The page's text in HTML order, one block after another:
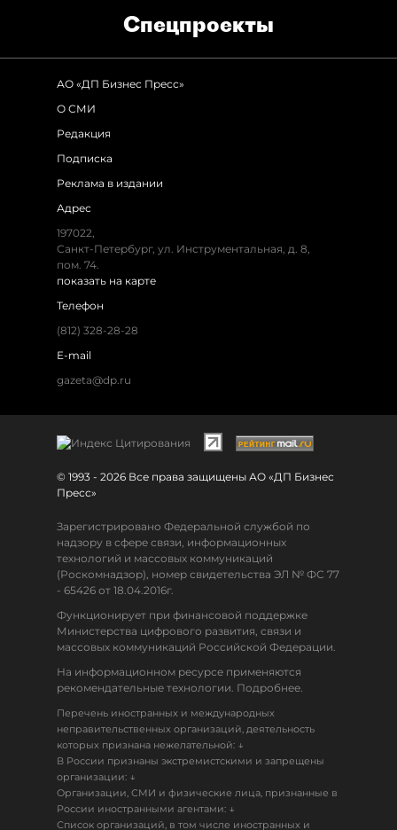
Спец­проекты
АО «ДП Бизнес Пресс»
О СМИ
Редакция
Подписка
Реклама в издании
Адрес
197022,
Санкт-Петербург, ул. Инструментальная, д. 8,
пом. 74.
показать на карте
Телефон
(812) 328-28-28
E-mail
gazeta@dp.ru
© 1993 - 2026 Все права защищены АО «ДП Бизнес
Пресс»
Зарегистрировано Федеральной службой по
надзору в сфере связи, информационных
технологий и массовых коммуникаций
(Роскомнадзор), номер свидетельства ЭЛ № ФС 77
- 65426 от 18.04.2016г.
Функционирует при финансовой поддержке
Министерства цифрового развития, связи и
массовых коммуникаций Российской Федерации.
На информационном ресурсе применяются
рекомендательные технологии. Подробнее.
Перечень иностранных и международных
неправительственных организаций, деятельность
которых признана нежелательной: ↓
В России признаны экстремистскими и запрещены
организации: ↓
Организации, СМИ и физические лица, признанные в
России иностранными агентами: ↓
Список организаций, в том числе иностранных и